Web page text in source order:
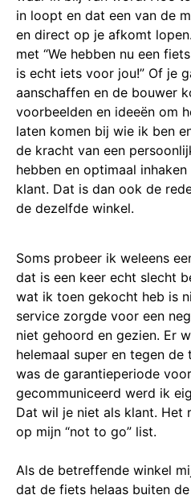
in loopt en dat een van de
en direct op je afkomt
met “We hebben nu een
is echt iets voor jou!” Of je
aanschaffen en de bouwer
voorbeelden en ideeën om
laten komen bij wie ik ben
de kracht van een
hebben en optimaal
klant. Dat is dan ook de
de dezelfde winkel.
Soms probeer ik weleens
dat is een keer echt slecht
wat ik toen gekocht heb is
service zorgde voor een
niet gehoord en gezien. Er
helemaal super en tegen
was de garantieperiode
gecommuniceerd werd ik
Dat wil je niet als klant. Het
op mijn “not to go” list.
Als de betreffende winkel
dat de fiets helaas buiten